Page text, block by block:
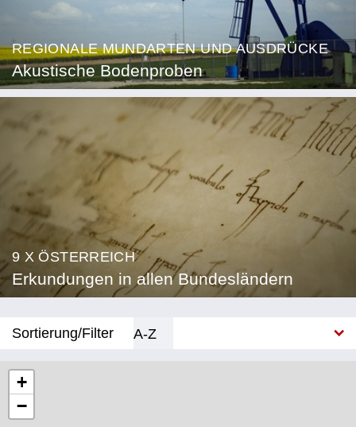
REGIONALE MUNDARTEN UND AUSDRÜCKE
Akustische Bodenproben
9 X ÖSTERREICH
Erkundungen in allen Bundesländern
Sortierung/Filter
A-Z
+
−